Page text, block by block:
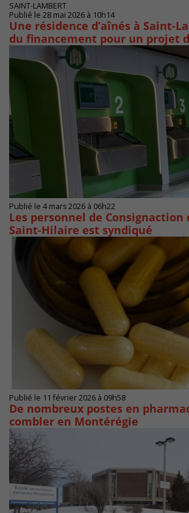
SAINT-LAMBERT
Publié le 28 mai 2026 à 10h14
Une résidence d’aînés à Saint-
du financement pour un projet
Publié le 4 mars 2026 à 06h22
Les personnel de Consignaction
Saint-Hilaire est syndiqué
Publié le 11 février 2026 à 09h58
De nombreux postes en
combler en Montérégie